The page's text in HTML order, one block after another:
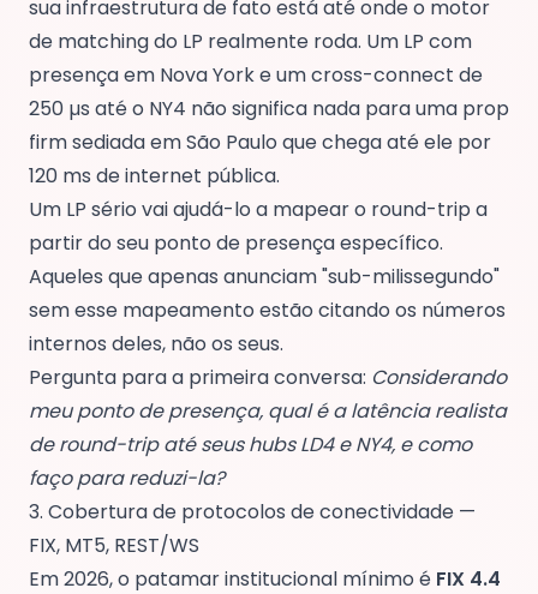
sua infraestrutura de fato está até onde o motor
de matching do LP realmente roda. Um LP com
presença em Nova York e um cross-connect de
250 µs até o NY4 não significa nada para uma prop
firm sediada em São Paulo que chega até ele por
120 ms de internet pública.
Um LP sério vai ajudá-lo a mapear o round-trip a
partir do seu ponto de presença específico.
Aqueles que apenas anunciam "sub-milissegundo"
sem esse mapeamento estão citando os números
internos deles, não os seus.
Pergunta para a primeira conversa: Considerando
meu ponto de presença, qual é a latência realista
de round-trip até seus hubs LD4 e NY4, e como
faço para reduzi-la?
3. Cobertura de protocolos de conectividade —
FIX, MT5, REST/WS
Em 2026, o patamar institucional mínimo é FIX 4.4